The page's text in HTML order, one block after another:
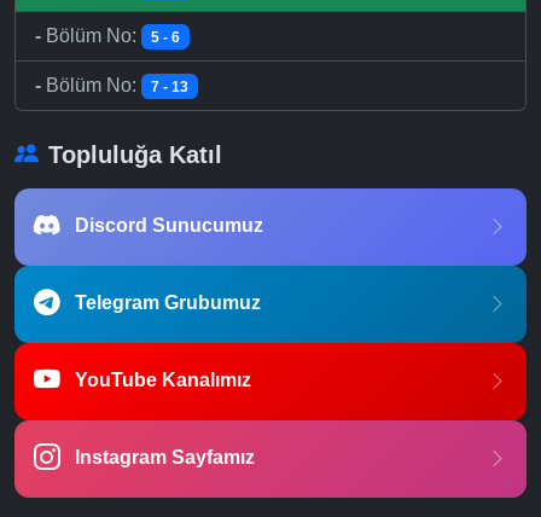
- Bölüm No: 5 - 6
- Bölüm No: 7 - 13
Topluluğa Katıl
Discord Sunucumuz
Telegram Grubumuz
YouTube Kanalımız
Instagram Sayfamız